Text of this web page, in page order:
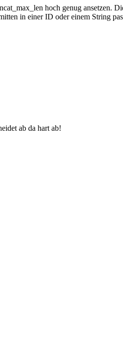
hoch genug ansetzen.
in einer ID oder einem String
ab da hart ab!